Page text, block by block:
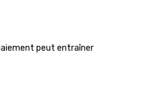
peut entraîner